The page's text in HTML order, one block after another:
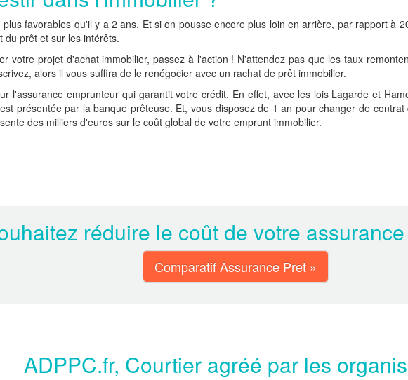
favorables qu'il y a 2 ans. Et si on pousse encore plus loin en arrière, par rapport à
du prêt et sur les intérêts.
votre projet d'achat immobilier, passez à l'action ! N'attendez pas que les taux
alors il vous suffira de le renégocier avec un rachat de prêt immobilier.
l'assurance emprunteur qui garantit votre crédit. En effet, avec les lois Lagarde et
présentée par la banque prêteuse. Et, vous disposez de 1 an pour changer de
des milliers d'euros sur le coût global de votre emprunt immobilier.
réduire le coût de votre
Comparatif Assurance Pret »
ADPPC.fr, Courtier agréé par les